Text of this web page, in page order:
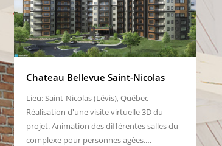
Chateau Bellevue Saint-Nicolas
Lieu: Saint-Nicolas (Lévis), Québec
Réalisation d'une visite virtuelle 3D du
projet. Animation des différentes salles du
complexe pour personnes agées.…